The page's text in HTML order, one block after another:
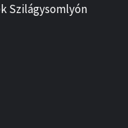
Szilágysomlyón